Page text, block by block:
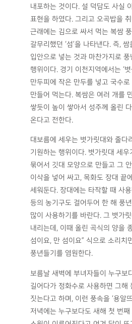
내포하는 것이다. 설 덕담도 사실
표현을 하였다. 그리고 오곡밥을
근래에는 김으로 싸서 먹는 복쌈
갈무리했던 ‘섬’을 나타낸다. 즉, 쌈
입안으로 넣는 것과 마찬가지로 풍
행위이다. 경기 이천지역에서는 ‘
만두피에 작은 만두를 넣고 국수
만들어 먹는다. 복쌈은 여러 개를
쌓듯이 높이 쌓아서 성주께 올린
온다고 전한다.
대보름에 세우는 볏가릿대와 줄다
기원하는 행위이다. 볏가릿대 세
묶어서 깃대 모양으로 만들고 그
이삭을 넣어 싸고, 목화도 장대 끝
세워둔다. 장대에는 타작할 때 사
등의 농기구도 걸어두어 한 해 풍
많이 사용하기를 바란다. 그 볏가
내리는데, 이때 올린 곡식의 양을
섬이요, 만 섬이요” 식으로 소리치
풍년들기를 염원한다.
보름날 새벽에 부녀자들이 누구보
길어다가 정화수로 사용하면 그해
짓는다고 하며, 이런 풍속을 ‘용알
저녁에는 누구보다도 새해 첫 번